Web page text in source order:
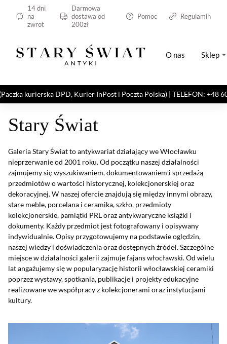
14 dni
na
zwrot
Darmowa
dostawa od
200zł
Pomoc Regulamin
O nas Sklep
kurierska DPD, Kurier InPost i Poczta Polska) | TELEFON: +48
Stary Świat
Galeria Stary Świat to antykwariat działający we Włocławku
nieprzerwanie od 2001 roku. Od początku naszej działalności
zajmujemy się wyszukiwaniem, dokumentowaniem i sprzedażą
przedmiotów o wartości historycznej, kolekcjonerskiej oraz
dekoracyjnej. W naszej ofercie znajdują się między innymi obrazy,
stare meble, porcelana i ceramika, szkło, przedmioty
kolekcjonerskie, pamiątki PRL oraz antykwaryczne książki i
dokumenty. Każdy przedmiot jest fotografowany i opisywany
indywidualnie. Opisy przygotowujemy na podstawie oględzin,
naszej wiedzy i doświadczenia oraz dostępnych źródeł. Szczególne
miejsce w działalności galerii zajmuje fajans włocławski. Od wielu
lat angażujemy się w popularyzację historii włocławskiej ceramiki
poprzez wystawy, spotkania, publikacje i projekty edukacyjne
realizowane we współpracy z kolekcjonerami oraz instytucjami
kultury.